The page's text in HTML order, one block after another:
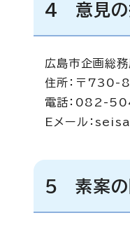
4 意見の
広島市企画総
住所：〒730-
電話：082-
Eメール：
5 素案の